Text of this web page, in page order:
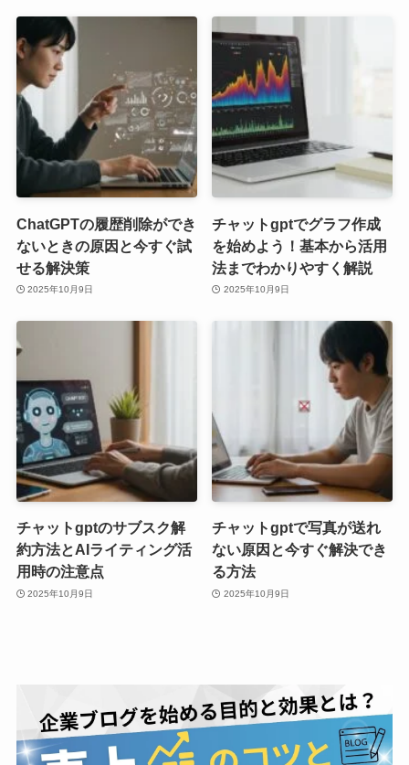
ChatGPTの履歴削除ができ
ないときの原因と今すぐ試
せる解決策
2025年10月9日
チャットgptでグラフ作成
を始めよう！基本から活用
法までわかりやすく解説
2025年10月9日
チャットgptのサブスク解
約方法とAIライティング活
用時の注意点
2025年10月9日
チャットgptで写真が送れ
ない原因と今すぐ解決でき
る方法
2025年10月9日